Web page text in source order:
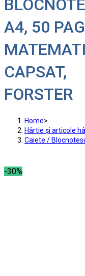
A4, 50
CAPSAT,
FORSTER
Home>
Hârtie și articole
Caiete /
-30%